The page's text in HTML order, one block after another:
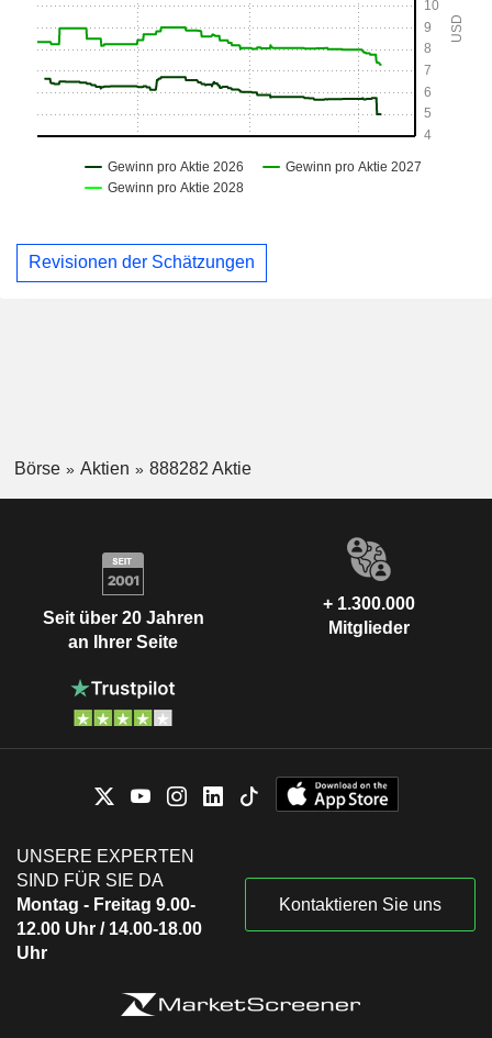
Revisionen der Schätzungen
Börse Aktien 888282 Aktie
Seit über 20 Jahren
an Ihrer Seite
+ 1.300.000
Mitglieder
UNSERE EXPERTEN
SIND FÜR SIE DA
Montag - Freitag 9.00-
12.00 Uhr / 14.00-18.00
Uhr
Kontaktieren Sie uns